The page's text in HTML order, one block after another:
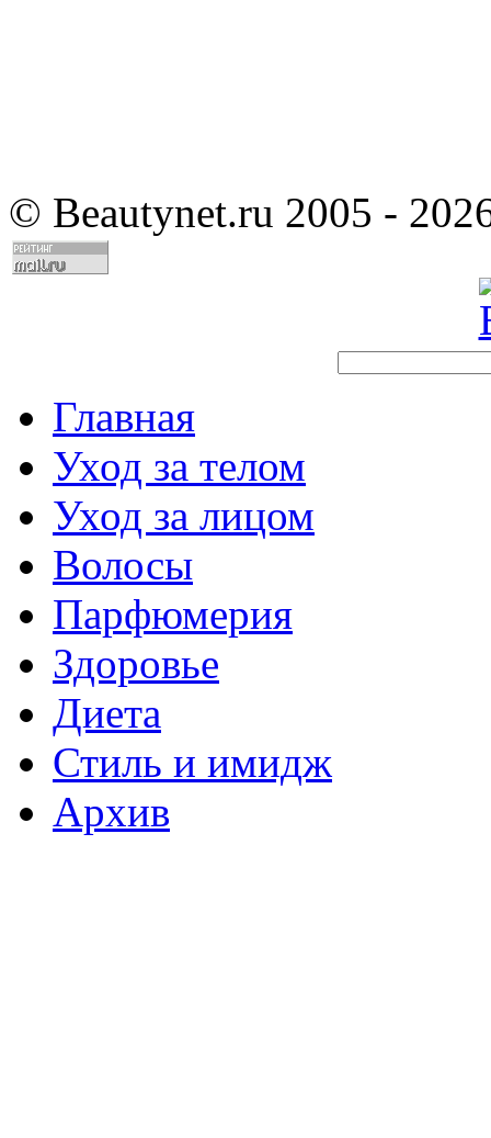
© Beautynet.ru 2005 -
Главная
Уход за телом
Уход за лицом
Волосы
Парфюмерия
Здоровье
Диета
Стиль и имидж
Архив